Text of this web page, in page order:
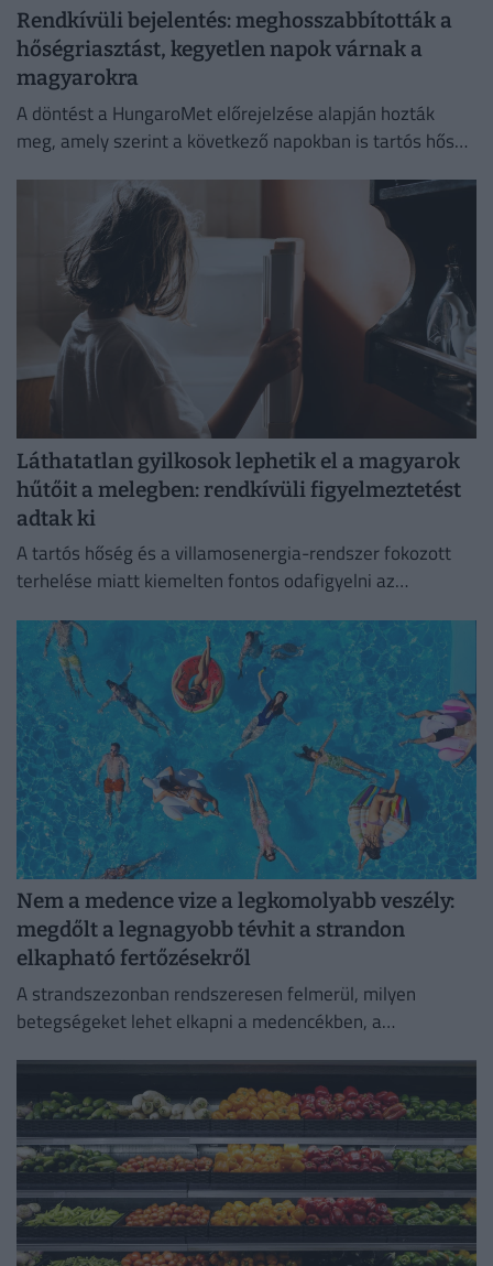
Rendkívüli bejelentés: meghosszabbították a
hőségriasztást, kegyetlen napok várnak a
magyarokra
A döntést a HungaroMet előrejelzése alapján hozták
meg, amely szerint a következő napokban is tartós hőség
Láthatatlan gyilkosok lephetik el a magyarok
hűtőit a melegben: rendkívüli figyelmeztetést
adtak ki
A tartós hőség és a villamosenergia-rendszer fokozott
terhelése miatt kiemelten fontos odafigyelni az
Nem a medence vize a legkomolyabb veszély:
megdőlt a legnagyobb tévhit a strandon
elkapható fertőzésekről
A strandszezonban rendszeresen felmerül, milyen
betegségeket lehet elkapni a medencékben, a